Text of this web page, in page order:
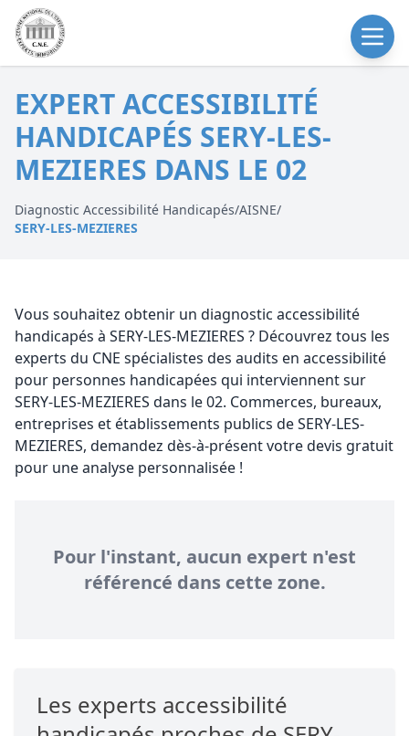
EXPERT ACCESSIBILITÉ
HANDICAPÉS SERY-LES-
MEZIERES DANS LE 02
Diagnostic Accessibilité Handicapés/AISNE/
SERY-LES-MEZIERES
Vous souhaitez obtenir un diagnostic accessibilité
handicapés à SERY-LES-MEZIERES ? Découvrez tous les
experts du CNE spécialistes des audits en accessibilité
pour personnes handicapées qui interviennent sur
SERY-LES-MEZIERES dans le 02. Commerces, bureaux,
entreprises et établissements publics de SERY-LES-
MEZIERES, demandez dès-à-présent votre devis gratuit
pour une analyse personnalisée !
Pour l'instant, aucun expert n'est
référencé dans cette zone.
Les experts accessibilité